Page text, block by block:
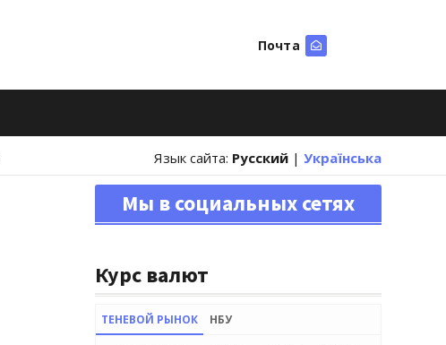
Почта
Язык сайта: Русский | Українська
Мы в социальных сетях
Курс валют
ТЕНЕВОЙ РЫНОК НБУ